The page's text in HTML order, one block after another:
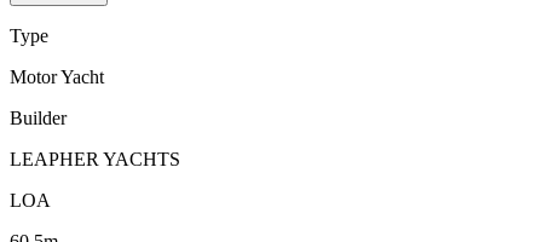
Type
Motor Yacht
Builder
LEAPHER YACHTS
LOA